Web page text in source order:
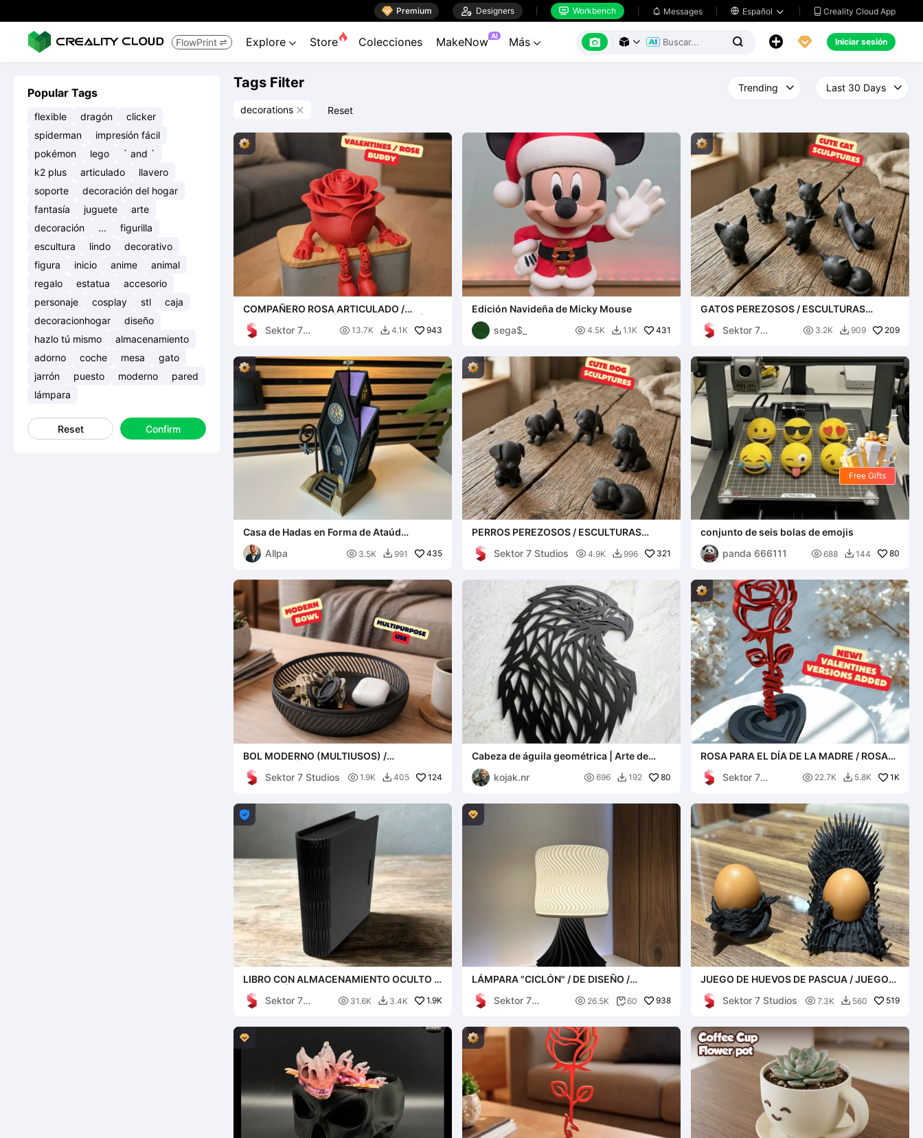
 Premium  Designers  Workbench  Messages  Español   Creality Cloud App
FlowPrint  Explore  Store Colecciones MakeNow AI Más        Iniciar sesión
Popular Tags
flexible dragón
clicker
spiderman
impresión fácil
pokémon
lego
` and `
k2 plus
articulado
llavero
soporte
decoración del hogar
fantasía
juguete
arte
decoración
...
figurilla
escultura
lindo
decorativo
figura
inicio anime
animal
regalo
estatua
accesorio
personaje
cosplay stl
caja
decoracionhogar
diseño
hazlo tú mismo
almacenamiento
adorno
coche mesa
gato
jarrón
puesto moderno
pared
lámpara
Reset Confirm
Tags Filter
decorations  Reset
COMPAÑERO ROSA ARTICULADO /
REGALO PARA EL DÍA DE SAN VALENTÍN Y
DÍA DE LA MADRE
Sektor 7
 13.7K  4.1K 943
Edición Navideña de Micky Mouse
sega$_
 4.5K  1.1K 431
GATOS PEREZOSOS / ESCULTURAS
MODERNAS DE GATOS / ESCULTURAS
NEGRASSektor 7
 3.2K  909 209
Casa de Hadas en Forma de Ataúd
Espeluznante para Halloween //
Espeluznante Casita Ataúd de Halloween
Allpa  3.5K  991 435
PERROS PEREZOSOS / ESCULTURAS
MODERNAS DE PERROS / ESCULTURAS
NEGRASSektor 7 Studios  4.9K  996 321
conjunto de seis bolas de emojis
panda 666111
 688  144 80
BOL MODERNO (MULTIUSOS) /
DECORACIÓN MODERNA MINIMALISTA
PARA EL HOGAR
Sektor 7 Studios  1.9K  405 124
Cabeza de águila geométrica | Arte de
pared moderno Low-Poly
kojak.nr
 696  192 80
ROSA PARA EL DÍA DE LA MADRE / ROSA
DE PIE / REGALO
Sektor 7
 22.7K  5.8K 1K

LIBRO CON ALMACENAMIENTO OCULTO /
IMPRESIÓN IN SITU / SIN SOPORTES
Sektor 7
 31.6K  3.4K 1.9K

LÁMPARA "CICLÓN" / DE DISEÑO /
PANTALLAS IMPRIMIBLES (VASEMODE)
Sektor 7
 26.5K 60 938
JUEGO DE HUEVOS DE PASCUA / JUEGO
DEL HUEVO / PORTAHUEVOS
Sektor 7 Studios
 7.3K  560 519

Free Gifts